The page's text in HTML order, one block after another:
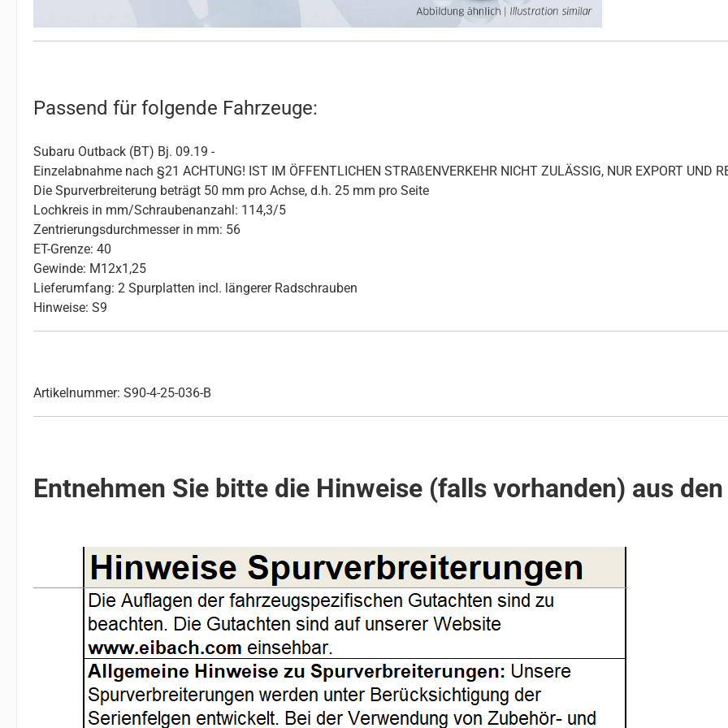
Passend für folgende Fahrzeuge:
Subaru Outback (BT) Bj. 09.19 -
Einzelabnahme nach §21 ACHTUNG! IST IM ÖFFENTLICHEN STRAßENVERKEHR NICHT ZULÄSSIG, NUR EXPORT UND
Die Spurverbreiterung beträgt 50 mm pro Achse, d.h. 25 mm pro Seite
Lochkreis in mm/Schraubenanzahl: 114,3/5
Zentrierungsdurchmesser in mm: 56
ET-Grenze: 40
Gewinde: M12x1,25
Lieferumfang: 2 Spurplatten incl. längerer Radschrauben
Hinweise: S9
Artikelnummer: S90-4-25-036-B
Entnehmen Sie bitte die Hinweise (falls vorhanden) aus